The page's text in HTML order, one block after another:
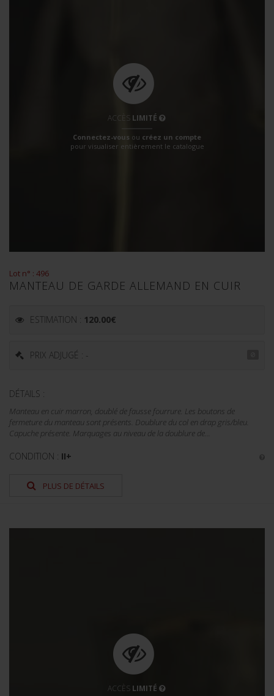
ACCÈS LIMITÉ
Connectez-vous ou créez un compte
pour visualiser entièrement le catalogue
Lot n° : 496
MANTEAU DE GARDE ALLEMAND EN CUIR
ESTIMATION : 120.00€
PRIX ADJUGÉ : -
DÉTAILS :
Manteau en cuir marron, doublé de fausse fourrure. Les boutons de
fermeture du manteau sont présents. Doublure du col en drap gris/bleu.
Capuche présente. Marquages au niveau de la doublure de...
CONDITION : II+
PLUS DE DÉTAILS
ACCÈS LIMITÉ